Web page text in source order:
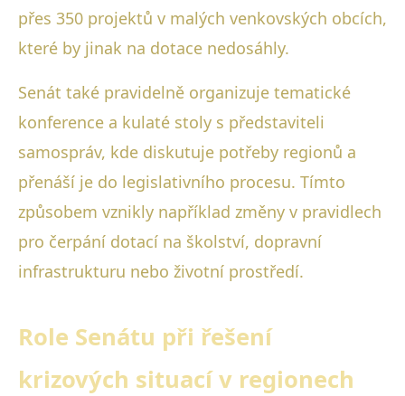
přes 350 projektů v malých venkovských obcích,
které by jinak na dotace nedosáhly.
Senát také pravidelně organizuje tematické
konference a kulaté stoly s představiteli
samospráv, kde diskutuje potřeby regionů a
přenáší je do legislativního procesu. Tímto
způsobem vznikly například změny v pravidlech
pro čerpání dotací na školství, dopravní
infrastrukturu nebo životní prostředí.
Role Senátu při řešení
krizových situací v regionech